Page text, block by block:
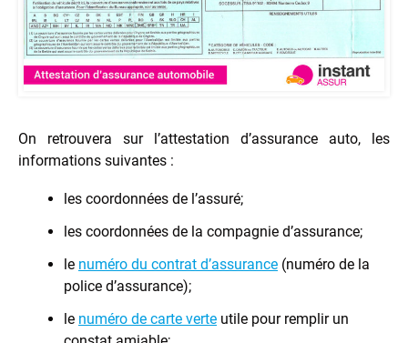
On retrouvera sur l’attestation d’assurance auto, les
informations suivantes :
les coordonnées de l’assuré;
les coordonnées de la compagnie d’assurance;
le numéro du contrat d’assurance (numéro de la
police d’assurance);
le numéro de carte verte utile pour remplir un